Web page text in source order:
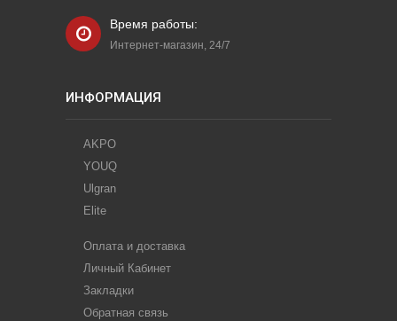
Время работы:
Интернет-магазин, 24/7
ИНФОРМАЦИЯ
AKPO
YOUQ
Ulgran
Elite
Оплата и доставка
Личный Кабинет
Закладки
Обратная связь